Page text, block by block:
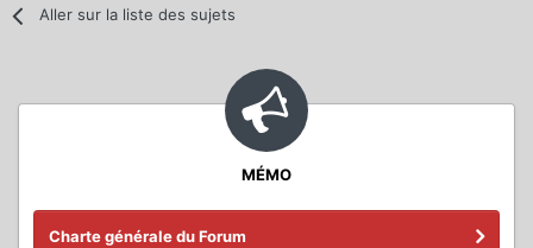
Aller sur la liste des sujets
MÉMO
Charte générale du Forum